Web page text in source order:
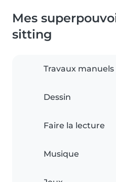
Mes
sitting
Travaux manuels
Dessin
Faire la lecture
Musique